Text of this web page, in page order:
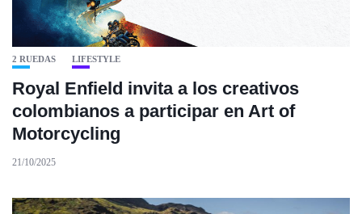
2 RUEDAS LIFESTYLE
Royal Enfield invita a los creativos
colombianos a participar en Art of
Motorcycling
21/10/2025